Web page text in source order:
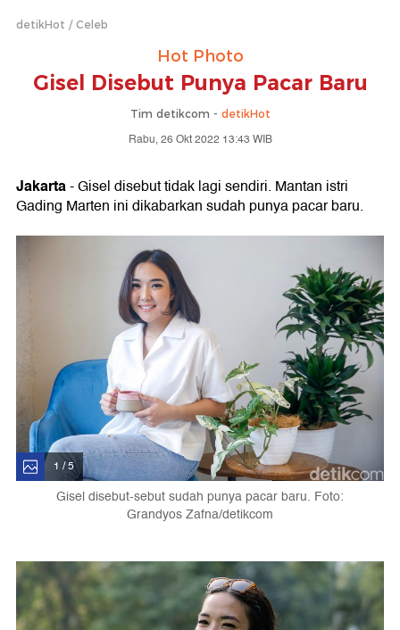
detikHot Celeb
Hot Photo
Gisel Disebut Punya Pacar Baru
Tim detikcom - detikHot
Rabu, 26 Okt 2022 13:43 WIB
Jakarta- Gisel disebut tidak lagi sendiri. Mantan istri
Gading Marten ini dikabarkan sudah punya pacar baru.
1 / 5
Gisel disebut-sebut sudah punya pacar baru. Foto:
Grandyos Zafna/detikcom